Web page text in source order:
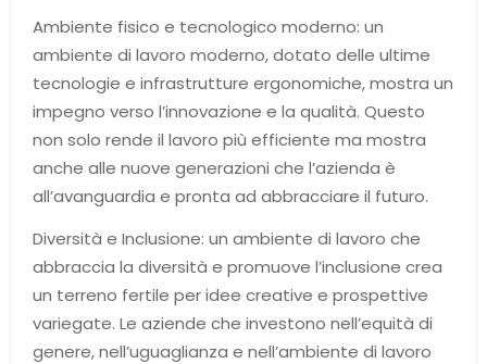
Ambiente fisico e tecnologico moderno: un
ambiente di lavoro moderno, dotato delle ultime
tecnologie e infrastrutture ergonomiche, mostra un
impegno verso l’innovazione e la qualità. Questo
non solo rende il lavoro più efficiente ma mostra
anche alle nuove generazioni che l’azienda è
all’avanguardia e pronta ad abbracciare il futuro.
Diversità e Inclusione: un ambiente di lavoro che
abbraccia la diversità e promuove l’inclusione crea
un terreno fertile per idee creative e prospettive
variegate. Le aziende che investono nell’equità di
genere, nell’uguaglianza e nell’ambiente di lavoro